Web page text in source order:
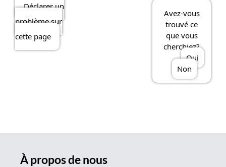
Déclarer un
problème sur
cette page
Avez-vous
trouvé ce
que vous
cherchiez?
Oui
Non
À propos de nous